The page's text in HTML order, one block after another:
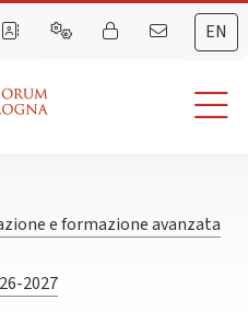
EN
e formazione avanzata
2027